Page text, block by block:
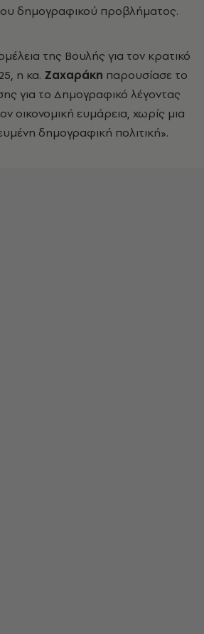
δημογραφικού προβλήματος.
της Βουλής για τον κρατικό
η κα. Ζαχαράκη παρουσίασε το
για το Δημογραφικό λέγοντας
οικονομική ευμάρεια, χωρίς μια
δημογραφική πολιτική».